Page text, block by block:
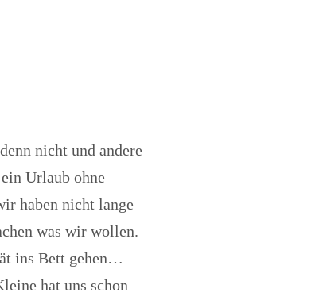
nicht und andere
Urlaub ohne
haben nicht lange
was wir wollen.
ins Bett gehen…
hat uns schon